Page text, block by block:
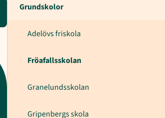
Grundskolor
Adelövs friskola
Fröafallsskolan
Granelundsskolan
Gripenbergs skola